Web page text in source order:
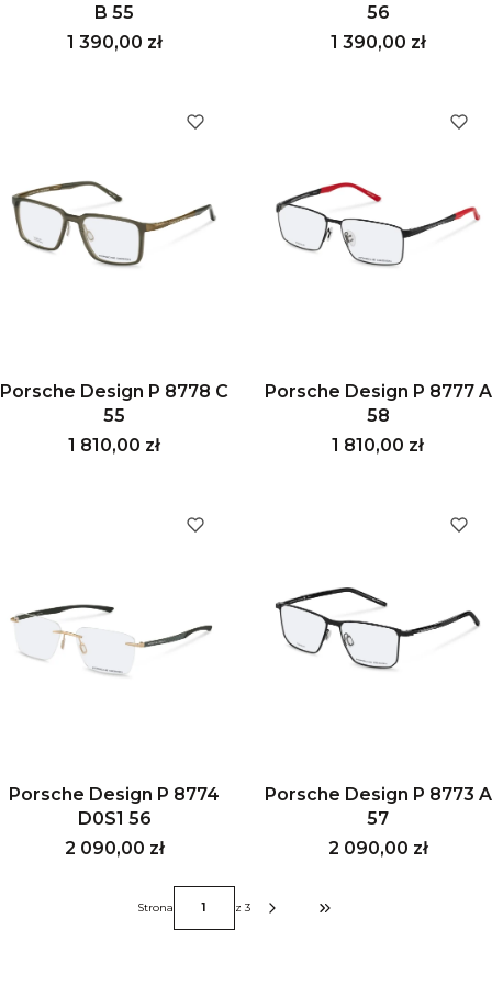
B 55
Cena
1 390,00 zł
56
Cena
1 390,00 zł
Porsche Design P 8778 C
55
Cena
1 810,00 zł
Porsche Design P 8777 A
58
Cena
1 810,00 zł
Porsche Design P 8774
D0S1 56
Cena
2 090,00 zł
Porsche Design P 8773 A
57
Cena
2 090,00 zł
Strona z 3 Przejdź do ostatniej strony z